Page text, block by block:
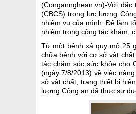
(Congannghean.vn)-Với
(CBCS) trong lực lượng
nhiệm vụ của mình. Để làm
nhiệm trong công tác khám,
Từ một bệnh xá quy mô 25
chữa bệnh với cơ sở vật
tác chăm sóc sức khỏe cho
(ngày 7/8/2013) về việc
sở vật chất, trang thiết bị
lượng Công an đã thực sự